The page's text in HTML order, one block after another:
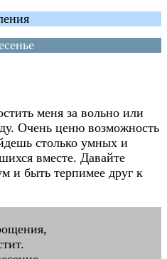
меня за вольно или
Очень ценю возможность
столько умных и
вместе. Давайте
и быть терпимее друг к